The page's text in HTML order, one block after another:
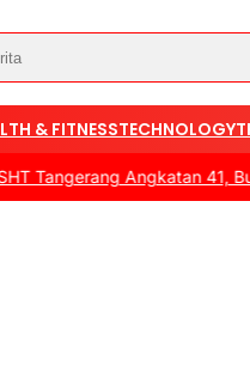
& FITNESSTECHNOLOGY
Angkatan 41,